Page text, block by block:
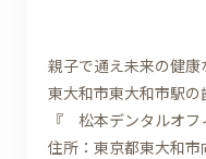
親子で通え未来の健
東大和市東大和市駅
『松本デンタルオ
住所：東京都東大和市